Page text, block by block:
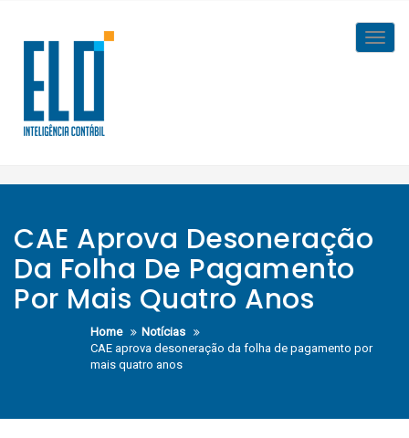
content
CAE Aprova Desoneração
Da Folha De Pagamento
Por Mais Quatro Anos
Home
Notícias
CAE aprova desoneração da folha de pagamento por
mais quatro anos